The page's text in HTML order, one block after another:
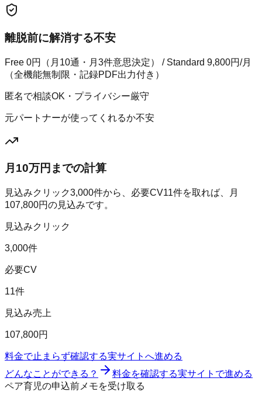
離脱前に解消する不安
Free 0円（月10通・月3件意思決定） / Standard 9,800円/月
（全機能無制限・記録PDF出力付き）
匿名で相談OK・プライバシー厳守
元パートナーが使ってくれるか不安
月10万円までの計算
見込みクリック3,000件から、必要CV11件を取れば、月
107,800円の見込みです。
見込みクリック
3,000件
必要CV
11件
見込み売上
107,800円
料金で止まらず確認する実サイトへ進める
どんなことができる？
料金を確認する実サイトで進める
ペア育児の申込前メモを受け取る